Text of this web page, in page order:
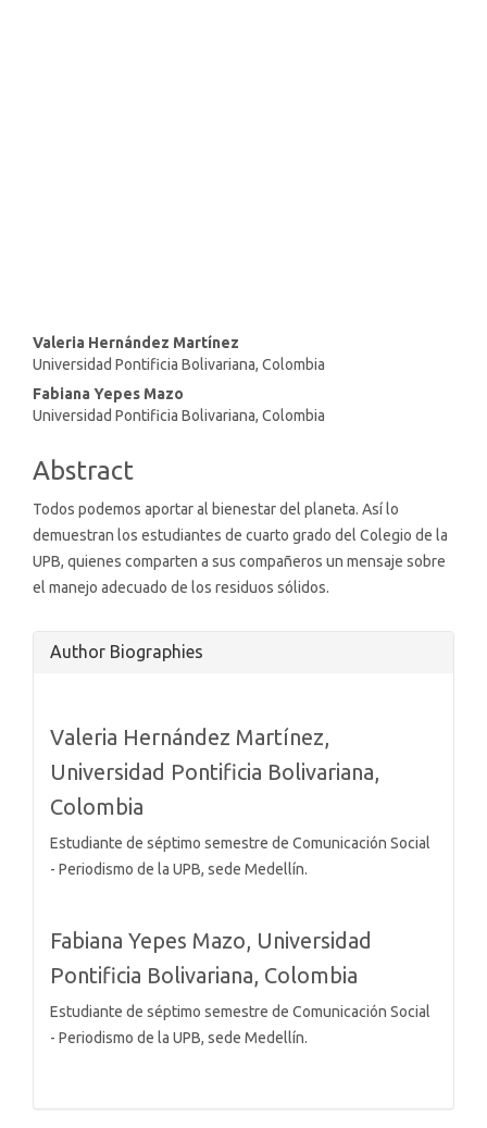
Main
Article
Content
Valeria Hernández Martínez
Universidad Pontificia Bolivariana, Colombia
Fabiana Yepes Mazo
Universidad Pontificia Bolivariana, Colombia
Abstract
Todos podemos aportar al bienestar del planeta. Así lo
demuestran los estudiantes de cuarto grado del Colegio de la
UPB, quienes comparten a sus compañeros un mensaje sobre
el manejo adecuado de los residuos sólidos.
Article
Author Biographies
Valeria Hernández Martínez,
Universidad Pontificia Bolivariana,
Colombia
Estudiante de séptimo semestre de Comunicación Social
- Periodismo de la UPB, sede Medellín.
Fabiana Yepes Mazo, Universidad
Pontificia Bolivariana, Colombia
Estudiante de séptimo semestre de Comunicación Social
- Periodismo de la UPB, sede Medellín.